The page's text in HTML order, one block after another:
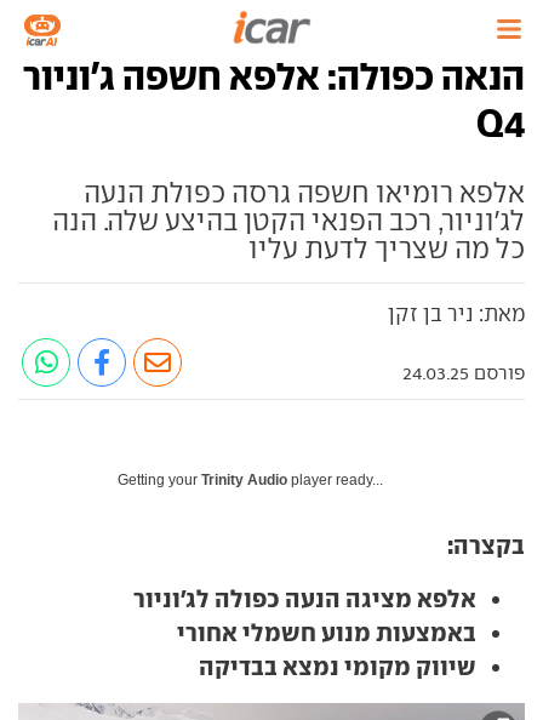
הנאה כפולה: אלפא חשפה ג'וניור
Q4
אלפא רומיאו חשפה גרסה כפולת הנעה
לג'וניור, רכב הפנאי הקטן בהיצע שלה. הנה
כל מה שצריך לדעת עליו
מאת: ניר בן זקן
פורסם 24.03.25
Getting your Trinity Audio player ready...
בקצרה:
אלפא מציגה הנעה כפולה לג'וניור
באמצעות מנוע חשמלי אחורי
שיווק מקומי נמצא בבדיקה